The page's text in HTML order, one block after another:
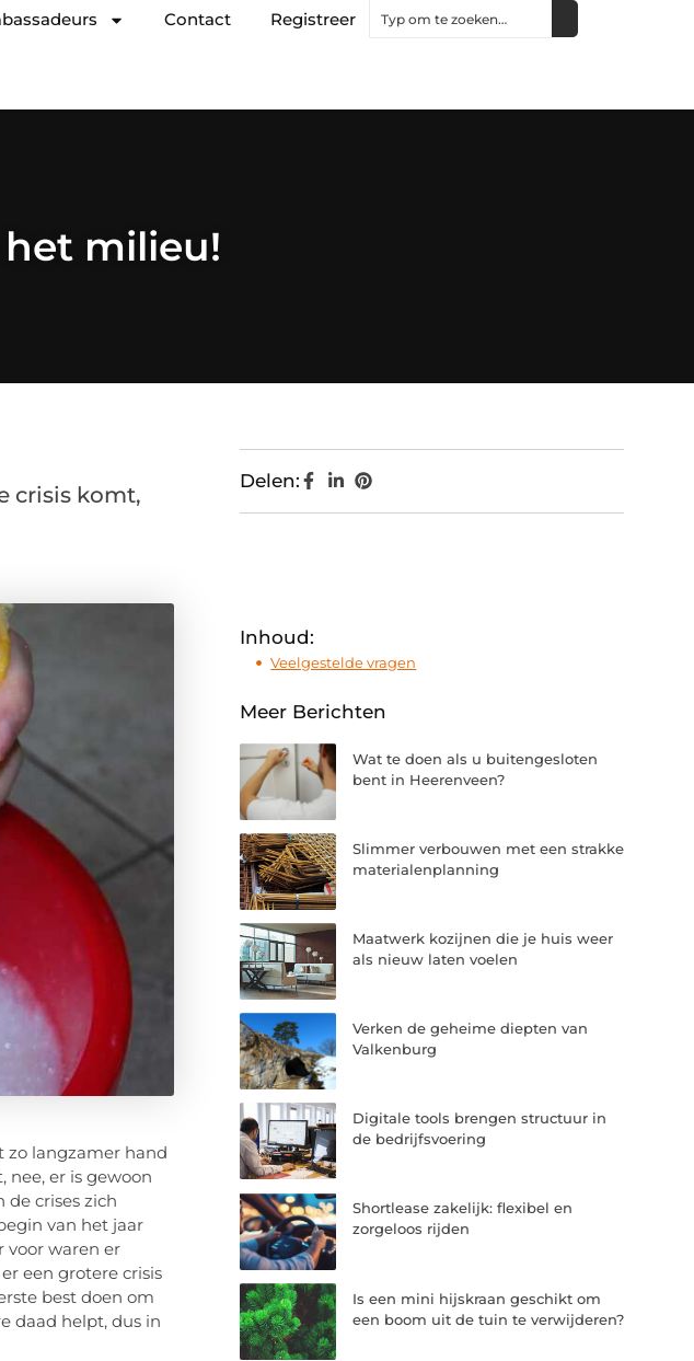
Contact Registreer
milieu!
crisis komt,
zo langzamer hand
nee, er is gewoon
de crises zich
van het jaar
voor waren er
een grotere crisis
best doen om
daad helpt, dus in
Delen:
Inhoud:
Veelgestelde vragen
Meer Berichten
Wat te doen als u buitengesloten
bent in Heerenveen?
Slimmer verbouwen met een strakke
materialenplanning
Maatwerk kozijnen die je huis weer
als nieuw laten voelen
Verken de geheime diepten van
Valkenburg
Digitale tools brengen structuur in
de bedrijfsvoering
Shortlease zakelijk: flexibel en
zorgeloos rijden
Is een mini hijskraan geschikt om
een boom uit de tuin te verwijderen?